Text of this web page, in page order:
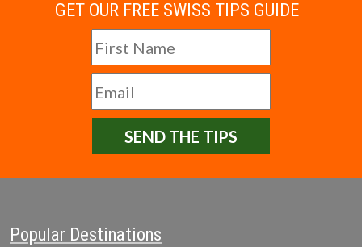
GET OUR FREE SWISS TIPS GUIDE
SEND THE TIPS
Popular Destinations